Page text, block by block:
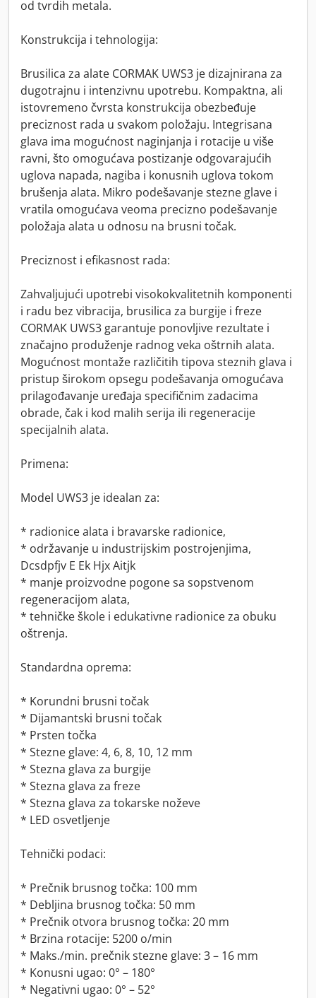
od tvrdih metala.
Konstrukcija i tehnologija:
Brusilica za alate CORMAK UWS3 je dizajnirana za
dugotrajnu i intenzivnu upotrebu. Kompaktna, ali
istovremeno čvrsta konstrukcija obezbeđuje
preciznost rada u svakom položaju. Integrisana
glava ima mogućnost naginjanja i rotacije u više
ravni, što omogućava postizanje odgovarajućih
uglova napada, nagiba i konusnih uglova tokom
brušenja alata. Mikro podešavanje stezne glave i
vratila omogućava veoma precizno podešavanje
položaja alata u odnosu na brusni točak.
Preciznost i efikasnost rada:
Zahvaljujući upotrebi visokokvalitetnih komponenti
i radu bez vibracija, brusilica za burgije i freze
CORMAK UWS3 garantuje ponovljive rezultate i
značajno produženje radnog veka oštrnih alata.
Mogućnost montaže različitih tipova steznih glava i
pristup širokom opsegu podešavanja omogućava
prilagođavanje uređaja specifičnim zadacima
obrade, čak i kod malih serija ili regeneracije
specijalnih alata.
Primena:
Model UWS3 je idealan za:
* radionice alata i bravarske radionice,
* održavanje u industrijskim postrojenjima,
Dcsdpfjv E Ek Hjx Aitjk
* manje proizvodne pogone sa sopstvenom
regeneracijom alata,
* tehničke škole i edukativne radionice za obuku
oštrenja.
Standardna oprema:
* Korundni brusni točak
* Dijamantski brusni točak
* Prsten točka
* Stezne glave: 4, 6, 8, 10, 12 mm
* Stezna glava za burgije
* Stezna glava za freze
* Stezna glava za tokarske noževe
* LED osvetljenje
Tehnički podaci:
* Prečnik brusnog točka: 100 mm
* Debljina brusnog točka: 50 mm
* Prečnik otvora brusnog točka: 20 mm
* Brzina rotacije: 5200 o/min
* Maks./min. prečnik stezne glave: 3 – 16 mm
* Konusni ugao: 0° – 180°
* Negativni ugao: 0° – 52°